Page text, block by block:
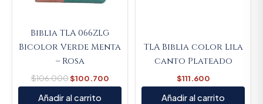
Biblia TLA 066ZLG
Bicolor Verde Menta
– Rosa
$106.000$100.700
Añadir al carrito
TLA Biblia color Lila
canto Plateado
$111.600
Añadir al carrito